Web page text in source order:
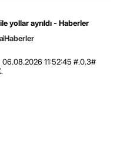
yollar ayrıldı - Haberler
Haberler
06.08.2026 11:52:45 #.0.3#